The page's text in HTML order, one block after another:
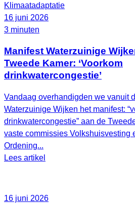
Klimaatadaptatie
16 juni 2026
3 minuten
Manifest Waterzuinige
Tweede Kamer: ‘Voorkom
drinkwatercongestie’
Vandaag overhandigden we vanuit
Waterzuinige Wijken het manifest:
drinkwatercongestie” aan de
vaste commissies Volkshuisvesting
Ordening...
Lees artikel
16 juni 2026